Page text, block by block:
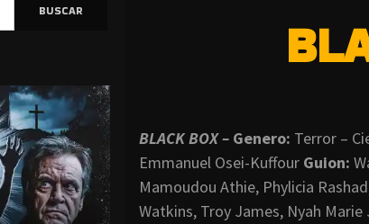
BLACK BOX – Genero: Terror –
Emmanuel Osei-Kuffour Guion:
Mamoudou Athie, Phylicia
Watkins, Troy James, Nyah